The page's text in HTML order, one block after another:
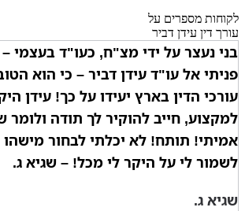
לקוחות מספרים על
עורך דין עידן דביר
בני נעצר על ידי מצ"ח, כעו"ד בעצמי
פניתי אל עו"ד עידן דביר – כי הוא
עורכי הדין בארץ יעידו על כך! עידן
למקצוע, חייב להוקיר לך תודה
אמיתי! תותח! לא יכלתי לבחור
לשמור לי על היקר לי מכל! – שגיא ג.
שגיא ג.